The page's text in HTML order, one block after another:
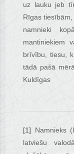
uz lauku jeb
Rīgas
namnieki
mantiniekiem
brīvību, tiesu,
tādā pašā
Kuldīgas
[1] Namnieks
latviešu